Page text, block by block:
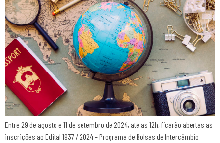
Entre 29 de agosto e 11 de setembro de 2024, até as 12h, ficarão abertas as
inscrições ao Edital 1937 / 2024 – Programa de Bolsas de Intercâmbio